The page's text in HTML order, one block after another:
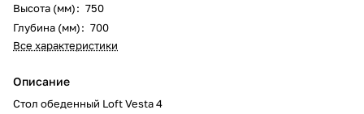
Высота (мм): 750
Глубина (мм): 700
Все характеристики
Описание
Стол обеденный Loft Vesta 4